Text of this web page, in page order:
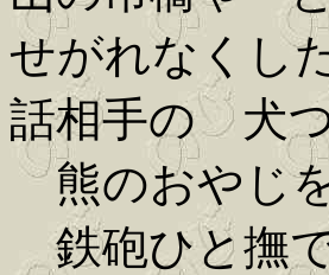
せがれなくし
話相手の 犬
熊のおやじ
鉄砲ひと撫